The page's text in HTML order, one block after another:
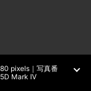
pixels｜写真番
Mark IV